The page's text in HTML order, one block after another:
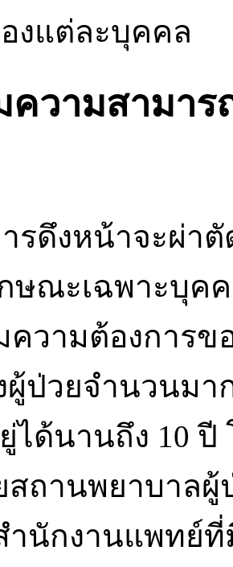
งแต่ละบุคคล
ความสามาร
รดึงหน้าจะผ่า
ษณะเฉพาะบุค
ความต้องการ
ผู้ป่วยจำนวนม
ได้นานถึง 10
สถานพยาบาลผู้
ำนักงานแพทย์